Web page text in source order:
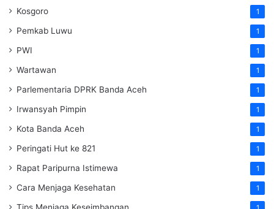
Kosgoro 1
Pemkab Luwu 1
PWI 1
Wartawan 1
Parlementaria DPRK Banda Aceh 1
Irwansyah Pimpin 1
Kota Banda Aceh 1
Peringati Hut ke 821 1
Rapat Paripurna Istimewa 1
Cara Menjaga Kesehatan 1